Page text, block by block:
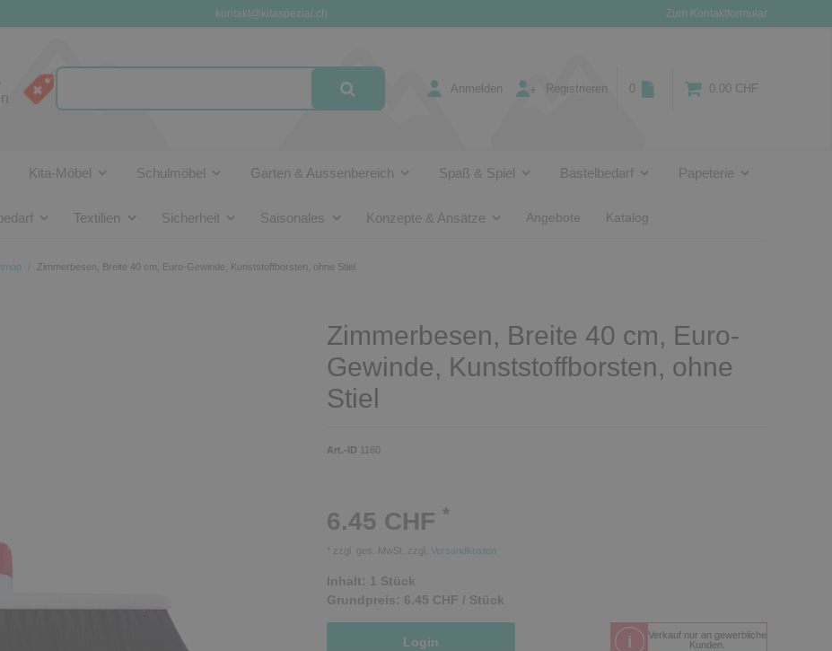
kontakt@kitaspezial.ch Zum Kontaktformular
Anmelden Registrieren 0 0.00 CHF
Kita-Möbel Schulmöbel Garten & Aussenbereich Spaß & Spiel Bastelbedarf Papeterie
Textilien Sicherheit Saisonales Konzepte & Ansätze Angebote Katalog
Zimmerbesen, Breite 40 cm, Euro-Gewinde, Kunststoffborsten, ohne Stiel
Zimmerbesen, Breite 40 cm, Euro-
Gewinde, Kunststoffborsten, ohne
Stiel
Art.-ID 1160
6.45 CHF *
* zzgl. ges. MwSt. zzgl. Versandkosten
Inhalt: 1 Stück
Grundpreis: 6.45 CHF / Stück
Login
Verkauf nur an gewerbliche
Kunden.